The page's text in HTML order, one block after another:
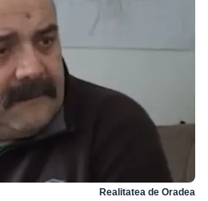
Realitatea de Oradea